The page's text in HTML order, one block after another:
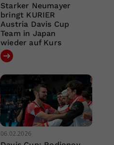
Starker Neumayer
bringt KURIER
Austria Davis Cup
Team in Japan
wieder auf Kurs
06.02.2026